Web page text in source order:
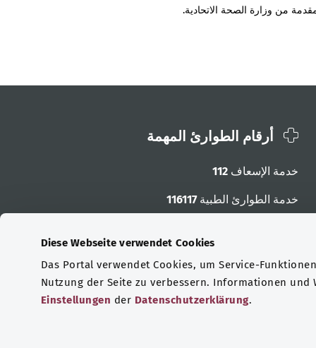
Diese Webseite verwendet Cookies
Das Portal verwendet Cookies, um Service-
Nutzung der Seite zu verbessern. Informationen
Einstellungen der Datenschutzerklärung.
من وزارة الصحة الاتحادية.
أرقام الطوارئ المهمة
خدمة الإسعاف 112
خدمة الطوارئ الطبية116117